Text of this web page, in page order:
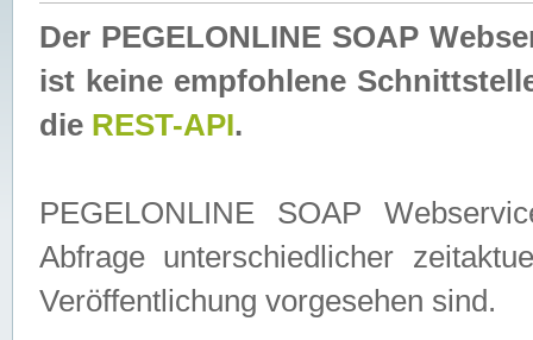
Der PEGELONLINE SOAP
ist keine empfohlene
die REST-API.
PEGELONLINE SOAP
Abfrage unterschiedlicher
Veröffentlichung vorgesehen sind.